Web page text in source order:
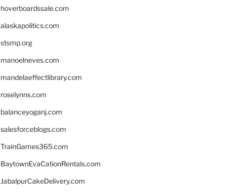
hoverboardssale.com
alaskapolitics.com
stsmp.org
manoelneves.com
mandelaeffectlibrary.com
roselynns.com
balanceyoganj.com
salesforceblogs.com
TrainGames365.com
BaytownEvaCationRentals.com
JabalpurCakeDelivery.com